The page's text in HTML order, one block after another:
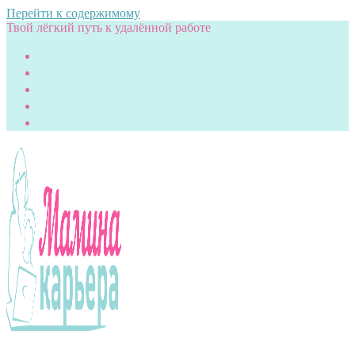
Перейти к содержимому
Твой лёгкий путь к удалённой работе